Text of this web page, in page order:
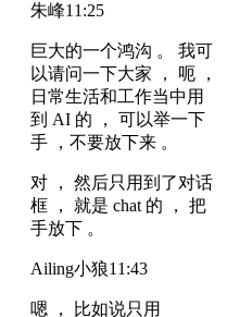
朱峰11:25
巨大的一个鸿沟 。 我可
以请问一下大家 ， 呃 ，
日常生活和工作当中用
到 AI 的 ， 可以举一下
手 ，不要放下来 。
对 ， 然后只用到了对话
框 ， 就是 chat 的 ， 把
手放下 。
Ailing小狼11:43
嗯 ， 比如说只用